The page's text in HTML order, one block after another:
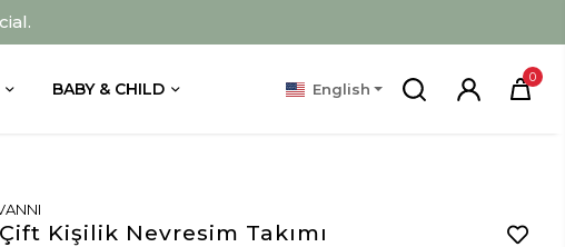
BABY & CHILD English
0
Kişilik Nevresim Takımı